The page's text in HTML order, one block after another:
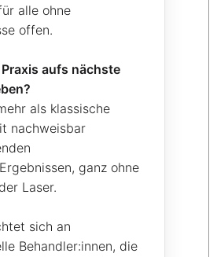
alle ohne
offen.
aufs nächste
als klassische
nachweisbar
ganz ohne
Laser.
sich an
Behandler:innen, die